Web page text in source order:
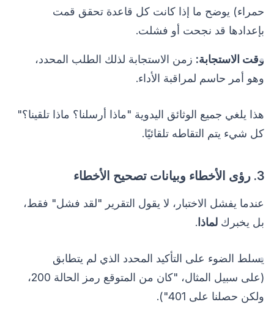
حمراء) يوضح ما إذا كانت كل قاعدة تحقق قمت
بإعدادها قد نجحت أو فشلت.
وقت الاستجابة: زمن الاستجابة لذلك الطلب المحدد،
وهو أمر حاسم لمراقبة الأداء.
هذا يلغي جميع الوثائق اليدوية "ماذا أرسلنا؟ ماذا تلقينا؟"
كل شيء يتم التقاطه تلقائيًا.
3. رؤى الأخطاء وبيانات تصحيح الأخطاء
عندما يفشل الاختبار، لا يقول التقرير "لقد فشل" فقط،
بل يخبرك لماذا .
يسلط الضوء على التأكيد المحدد الذي لم يتطابق
(على سبيل المثال، "كان من المتوقع رمز الحالة 200،
ولكن حصلنا على 401").